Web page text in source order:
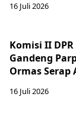
16 Juli 2026
Komisi II
Gandeng
Ormas Serap
16 Juli 2026